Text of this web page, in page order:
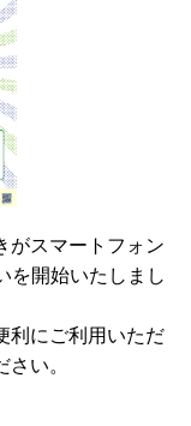
がスマートフォン
を開始いたしまし
利にご利用いただ
い。